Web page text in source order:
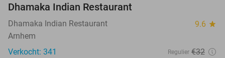
Dhamaka Indian Restaurant
Dhamaka Indian Restaurant 9.6 star
Arnhem
Verkocht: 341
Regulier €32